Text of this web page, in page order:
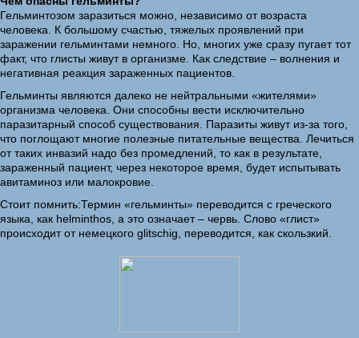
Гельминтозом заразиться можно, независимо от возраста
человека. К большому счастью, тяжелых проявлений при
заражении гельминтами немного. Но, многих уже сразу пугает тот
факт, что глисты живут в организме. Как следствие – волнения и
негативная реакция зараженных пациентов.
Гельминты являются далеко не нейтральными «жителями»
организма человека. Они способны вести исключительно
паразитарный способ существования. Паразиты живут из-за того,
что поглощают многие полезные питательные вещества. Лечиться
от таких инвазий надо без промедлений, то как в результате,
зараженный пациент, через некоторое время, будет испытывать
авитаминоз или малокровие.
Стоит помнить:Термин «гельминты» переводится с греческого
языка, как helminthos, а это означает – червь. Слово «глист»
происходит от немецкого glitschig, переводится, как скользкий.